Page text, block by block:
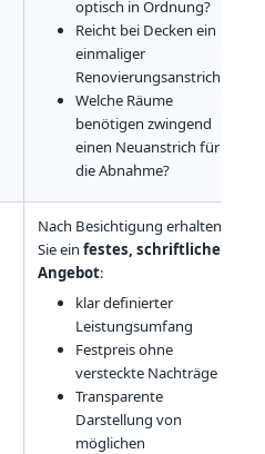
optisch in Ordnung?
Reicht bei Decken ein
einmaliger
Renovierungsanstrich?
Welche Räume
benötigen zwingend
einen Neuanstrich für
die Abnahme?
Nach Besichtigung erhalten
Sie ein festes, schriftliches
Angebot:
klar definierter
Leistungsumfang
Festpreis ohne
versteckte Nachträge
Transparente
Darstellung von
möglichen